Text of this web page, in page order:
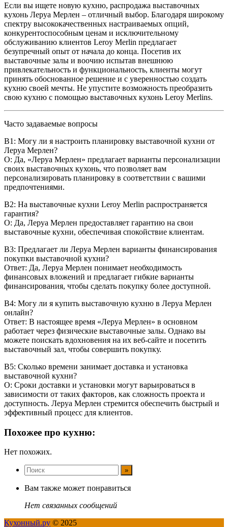
Если вы ищете новую кухню, распродажа выставочных
кухонь Леруа Мерлен – отличный выбор. Благодаря широкому
спектру высококачественных настраиваемых опций,
конкурентоспособным ценам и исключительному
обслуживанию клиентов Leroy Merlin предлагает
безупречный опыт от начала до конца. Посетив их
выставочные залы и воочию испытав внешнюю
привлекательность и функциональность, клиенты могут
принять обоснованное решение и с уверенностью создать
кухню своей мечты. Не упустите возможность преобразить
свою кухню с помощью выставочных кухонь Leroy Merlins.
Часто задаваемые вопросы
В1: Могу ли я настроить планировку выставочной кухни от
Леруа Мерлен?
О: Да, «Леруа Мерлен» предлагает варианты персонализации
своих выставочных кухонь, что позволяет вам
персонализировать планировку в соответствии с вашими
предпочтениями.
В2: На выставочные кухни Leroy Merlin распространяется
гарантия?
О: Да, Леруа Мерлен предоставляет гарантию на свои
выставочные кухни, обеспечивая спокойствие клиентам.
В3: Предлагает ли Леруа Мерлен варианты финансирования
покупки выставочной кухни?
Ответ: Да, Леруа Мерлен понимает необходимость
финансовых вложений и предлагает гибкие варианты
финансирования, чтобы сделать покупку более доступной.
В4: Могу ли я купить выставочную кухню в Леруа Мерлен
онлайн?
Ответ: В настоящее время «Леруа Мерлен» в основном
работает через физические выставочные залы. Однако вы
можете поискать вдохновения на их веб-сайте и посетить
выставочный зал, чтобы совершить покупку.
В5: Сколько времени занимает доставка и установка
выставочной кухни?
О: Сроки доставки и установки могут варьироваться в
зависимости от таких факторов, как сложность проекта и
доступность. Леруа Мерлен стремится обеспечить быстрый и
эффективный процесс для клиентов.
Похожее про кухню:
Нет похожих.
Вам также может понравиться
Нет связанных сообщений
Кухонный.ру © 2025